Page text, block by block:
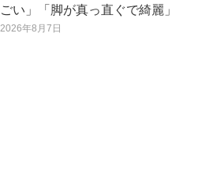
ごい」「脚が真っ直ぐで綺麗」
2026年8月7日